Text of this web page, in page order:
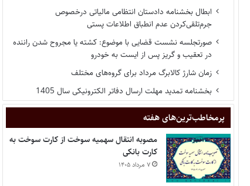
ابطال بخشنامه دادستان انتظامی مالیاتی درخصوص
جرم‌تلقی‌کردن عدم انطباق اطلاعات پستی
صورتجلسه نشست قضایی با موضوع: کشته یا مجروح شدن راننده
در تعقیب و گریز پس از ایست به خودرو
زمان شارژ کالابرگ مرداد برای گروه‌های مختلف
بخشنامه تمدید مهلت ارسال دفاتر الکترونیکی سال 1405
پر‌مخاطب‌ترین‌های هفته
مصوبه انتقال سهمیه سوخت از کارت سوخت به
کارت بانکی
۷ مرداد ۱۴۰۵